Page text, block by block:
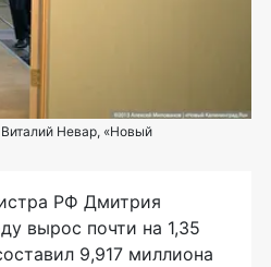
Невар, «Новый
РФ Дмитрия
вырос почти на 1,35
9,917 миллиона